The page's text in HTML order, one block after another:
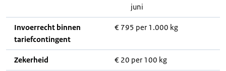
juni
Invoerrecht binnen
tariefcontingent
€ 795 per 1.000 kg
Zekerheid € 20 per 100 kg